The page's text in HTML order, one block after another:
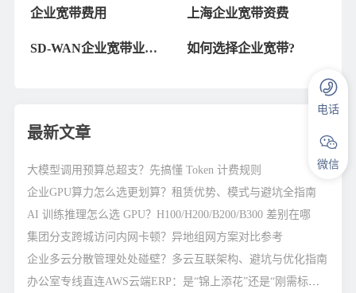
企业宽带费用
上海企业宽带资费
SD-WAN企业宽带业务
如何选择企业宽带?
最新文章
大模型调用预算总超支？先搞懂 Token 计费规则
企业GPU算力怎么选更划算？租赁优势、模式与避坑全指南
AI 训练推理怎么选 GPU？H100/H200/B200/B300 差别在哪
集团分支跨城访问内网卡顿？异地组网方案对比参考
企业多云分散管理处处碰壁？多云互联架构、避坑与优化指南
电话
微信